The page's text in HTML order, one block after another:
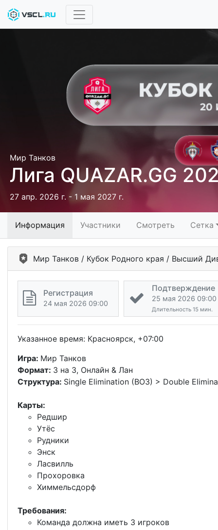
Мир Танков
Лига QUAZAR.GG
27 апр. 2026 г. - 1 мая 2027 г.
Информация Участники Смотреть Сетка
Мир Танков / Кубок Родного края / Высший
Регистрация
24 мая 2026 09:00
Подтверждение
25 мая 2026 09:00
Длительность 15 мин.
Указанное время: Красноярск, +07:00
Игра: Мир Танков
Формат: 3 на 3, Онлайн & Лан
Структура: Single Elimination (BO3) > Double
Карты:
Редшир
Утёс
Рудники
Энск
Ласвилль
Прохоровка
Химмельсдорф
Требования:
Команда должна иметь 3 игроков